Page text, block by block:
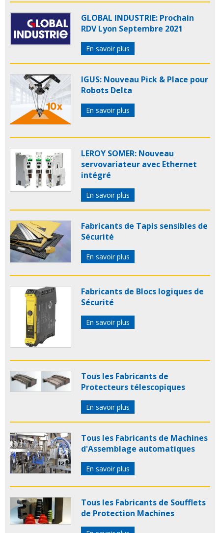
GLOBAL INDUSTRIE: Prochain
RDV Lyon Septembre 2021
En savoir plus
IGUS: Nouveau Pick & Place pour
Robots Delta
En savoir plus
LEROY SOMER: Nouveau
servovariateur avec Ethernet
intégré
En savoir plus
Fabricants de Tapis sensibles de
Sécurité
En savoir plus
Fabricants de Blocs logiques de
Sécurité
En savoir plus
Tous les Fabricants de
Protecteurs télescopiques
En savoir plus
Tous les Fabricants de Machines
d'Assemblage automatiques
En savoir plus
Tous les Fabricants de Soufflets
de Protection Machines